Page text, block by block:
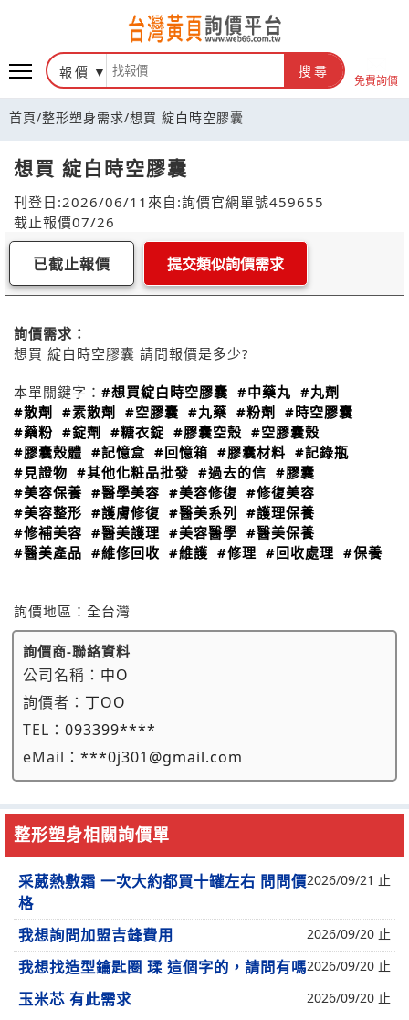
報價 搜尋
免費詢價
首頁/整形塑身需求/想買 綻白時空膠囊
想買 綻白時空膠囊
刊登日:2026/06/11 來自:詢價官網單號459655
截止報價07/26
已截止報價 提交類似詢價需求
詢價需求：
想買 綻白時空膠囊 請問報價是多少?
本單關鍵字： #想買綻白時空膠囊 #中藥丸 #丸劑
#散劑
#素散劑 #空膠囊 #丸藥 #粉劑
#時空膠囊
#藥粉 #錠劑 #糖衣錠 #膠囊空殼 #空膠囊殼
#膠囊殼體 #記憶盒 #回憶箱 #膠囊材料 #記錄瓶
#見證物 #其他化粧品批發 #過去的信 #膠囊
#美容保養 #醫學美容 #美容修復 #修復美容
#美容整形 #護膚修復 #醫美系列
#護理保養
#修補美容 #醫美護理 #美容醫學 #醫美保養
#醫美產品 #維修回收 #維護 #修理 #回收處理 #保養
詢價地區： 全台灣
詢價商-聯絡資料
公司名稱： 中O
詢價者： 丁OO
TEL： 093399****
eMail： ***0j301@gmail.com
整形塑身相關詢價單
采葳熱敷霜 一次大約都買十罐左右 問問價
格
2026/09/21 止
我想詢問加盟吉鋒費用 2026/09/20 止
我想找造型鑰匙圈 瑈 這個字的，請問有嗎2026/09/20 止
玉米芯 有此需求 2026/09/20 止